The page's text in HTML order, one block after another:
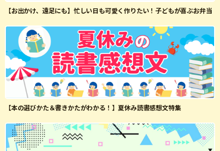
【お出かけ、遠足にも】忙しい日も可愛く作りたい！子どもが喜ぶお弁当
【本の選びかた＆書きかたがわかる！】夏休み読書感想文特集